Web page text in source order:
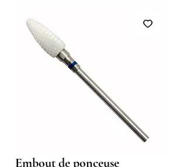
Embout de ponceuse